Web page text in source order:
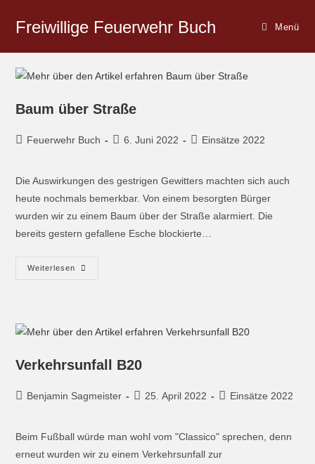
Freiwillige Feuerwehr Buch Menü
Baum über Straße
Feuerwehr Buch 6. Juni 2022 Einsätze 2022
Die Auswirkungen des gestrigen Gewitters machten sich auch
heute nochmals bemerkbar. Von einem besorgten Bürger
wurden wir zu einem Baum über der Straße alarmiert. Die
bereits gestern gefallene Esche blockierte…
Weiterlesen
Verkehrsunfall B20
Benjamin Sagmeister 25. April 2022 Einsätze 2022
Beim Fußball würde man wohl vom "Classico" sprechen, denn
erneut wurden wir zu einem Verkehrsunfall zur